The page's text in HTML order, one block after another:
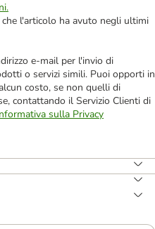
l'articolo ha avuto negli ultimi
e-mail per l'invio di
o servizi simili. Puoi opporti in
costo, se non quelli di
contattando il Servizio Clienti di
sulla Privacy